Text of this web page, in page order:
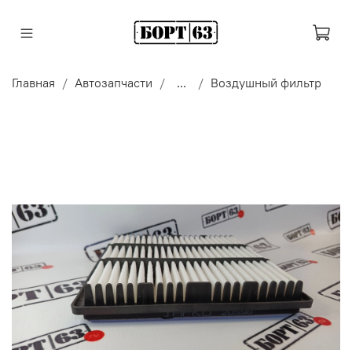
Главная Автозапчасти ... Воздушный фильтр